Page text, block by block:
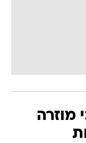
מוזרה